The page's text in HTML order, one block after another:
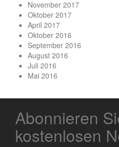
November 2017
Oktober 2017
April 2017
Oktober 2016
September 2016
August 2016
Juli 2016
Mai 2016
Abonnieren
kostenlosen